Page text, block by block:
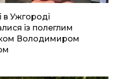
в Ужгороді
із полеглим
Володимиром